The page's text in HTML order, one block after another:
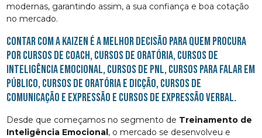
modernas, garantindo assim, a sua confiança e boa cotação
no mercado.
Contar com a Kaizen é a melhor decisão para quem procura
por cursos de coach, cursos de oratória, cursos de
inteligência emocional, cursos de pnl, cursos para falar em
público, cursos de oratória e dicção, cursos de
comunicação e expressão e cursos de expressão verbal.
Desde que começamos no segmento de Treinamento de
Inteligência Emocional, o mercado se desenvolveu e